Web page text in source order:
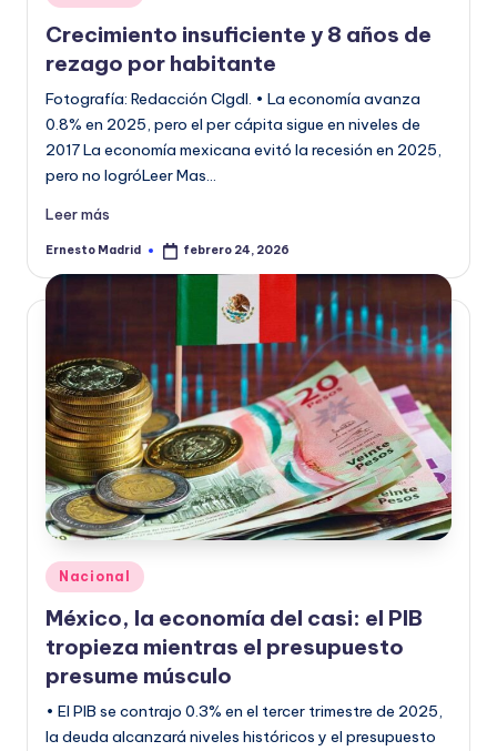
o
r
m
a
ti
v
a
en
Crecimiento insuficiente y 8 años de
rezago por habitante
Fotografía: Redacción CIgdl. • La economía avanza
0.8% en 2025, pero el per cápita sigue en niveles de
2017 La economía mexicana evitó la recesión en 2025,
pero no logróLeer Mas…
Leer más
Publicado
Ernesto Madrid febrero 24, 2026
Publicado
en
Nacional
México, la economía del casi: el PIB
tropieza mientras el presupuesto
presume músculo
• El PIB se contrajo 0.3% en el tercer trimestre de 2025,
la deuda alcanzará niveles históricos y el presupuesto